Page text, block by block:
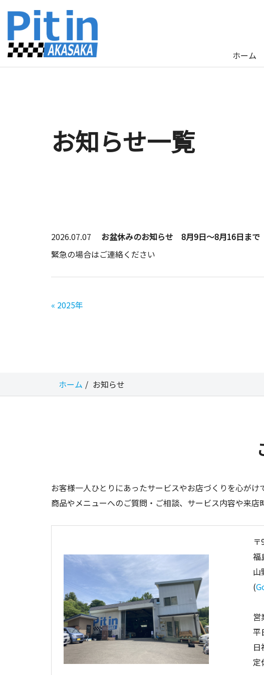
ホーム
お知らせ一覧
2026.07.07
お盆休みのお知らせ 8月9日～8月16日まで
緊急の場合はご連絡ください
« 2025年
ホーム お知らせ
お客様一人ひとりにあったサービスやお店づくりを心がけ
商品やメニューへのご質問・ご相談、サービス内容や来
福
山
(
定